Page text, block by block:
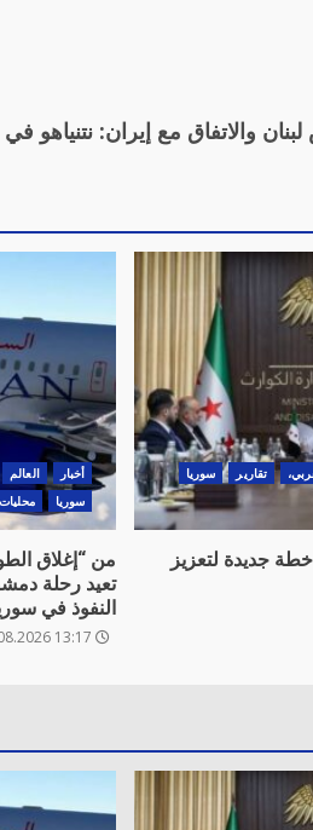
والاتفاق مع إيران: نتنياهو
أخبار العالم
سوريا
من “إغلاق
تعيد رحلة
النفوذ في
13:17 05.08.2026
تقارير
سوريا
جديدة لتعزيز